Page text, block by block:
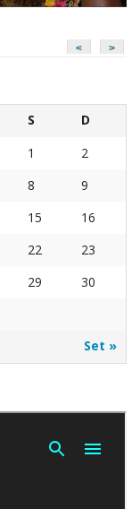
< >
S
D
1
2
8
9
15
16
22
23
29
30
Set »